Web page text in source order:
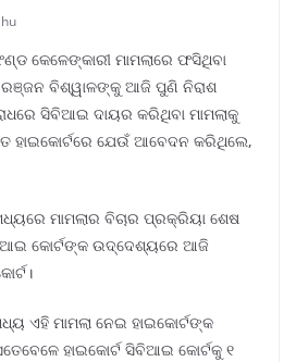
କେଳେଙ୍କାରୀ ମାମଲାରେ ଫସିଥିବା
ରଞ୍ଜନ ବିଶ୍ୱାଳଙ୍କୁ ଆଜି ପୁଣି ନିରାଶ
ସିବିଆଇ ଦାୟର କରିଥିବା ମାମଲାକୁ
ହାଇକୋର୍ଟରେ ଯେଉଁ ଆବେଦନ କରିଥିଲେ,
ମାମଲାର ବିଚାର ପ୍ରକ୍ରିୟା ଶେଷ
କୋର୍ଟଙ୍କ ଉଦ୍ଦେଶ୍ୟରେ ଆଜି
ଏହି ମାମଲା ନେଇ ହାଇକୋର୍ଟଙ୍କ
ହାଇକୋର୍ଟ ସିବିଆଇ କୋର୍ଟକୁ ୧